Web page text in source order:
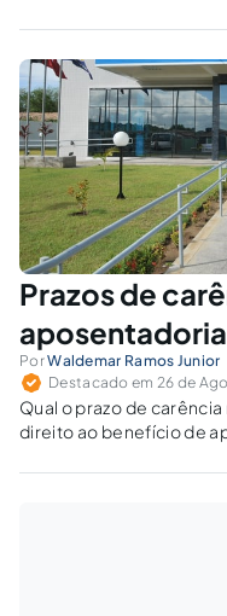
próprio de
inconstitucionalidade.
Prazos de
PorWaldemar Ramos Junior
Destacado em 26 de
Qual o prazo de
direito ao benefício de
permanente?